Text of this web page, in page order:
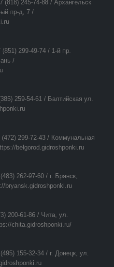
(818) 245-74-88 / Архангельск
ый пр-д, 7 /
299-49-74 / 1-й пр.
/
259-54-61 / Балтийская ул.
299-72-43 / Коммунальная
belgorod.gidroshponki.ru
262-97-60 / г. Брянск,
bryansk.gidroshponki.ru
200-61-86 / Чита, ул.
chita.gidroshponki.ru/
155-32-34 / г. Донецк, ул.